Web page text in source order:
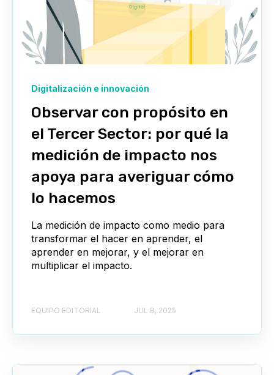
Digitalización e innovación
Observar con propósito en
el Tercer Sector: por qué la
medición de impacto nos
apoya para averiguar cómo
lo hacemos
La medición de impacto como medio para
transformar el hacer en aprender, el
aprender en mejorar, y el mejorar en
multiplicar el impacto.
EQUIPO EDITORIAL JUL 8, 2025